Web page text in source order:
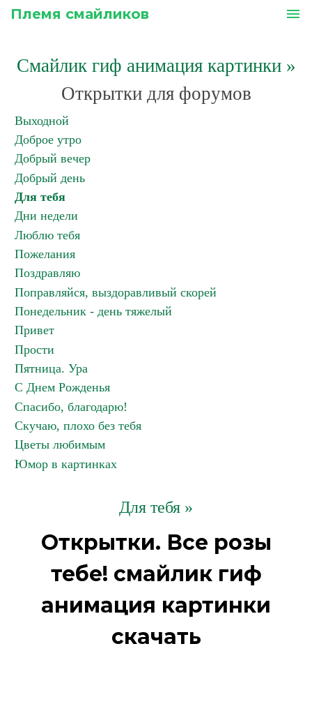
Племя смайликов menu
Смайлик гиф анимация картинки»
Открытки для форумов
Выходной
Доброе утро
Добрый вечер
Добрый день
Для тебя
Дни недели
Люблю тебя
Пожелания
Поздравляю
Поправляйся, выздоравливый скорей
Понедельник - день тяжелый
Привет
Прости
Пятница. Ура
С Днем Рожденья
Спасибо, благодарю!
Скучаю, плохо без тебя
Цветы любимым
Юмор в картинках
Для тебя »
Открытки. Все розы
тебе! смайлик гиф
анимация картинки
скачать